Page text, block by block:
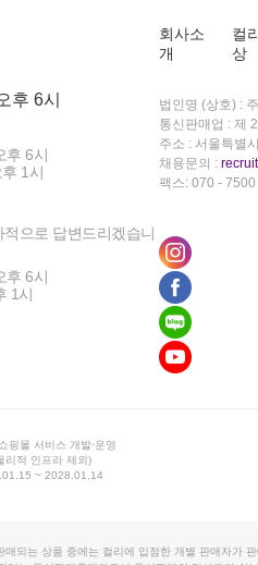
후 6시
후 6시
1시
으로 답변드리겠습니
후 6시
1시
회사소
개
컬
상
법인명 (상호) :
통신판매업 : 제
주소 : 서울특별
채용문의 :
팩스: 070 -
핑몰 서비스 개발·운영
리적 인프라 제외)
~ 2028.01.14
매되는 상품 중에는 컬리에 입점한 개별 판매자가